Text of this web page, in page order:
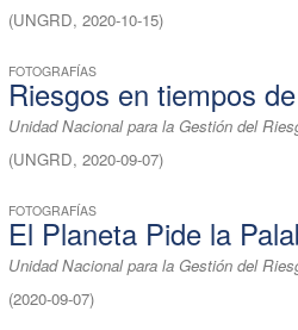
(UNGRD,2020-10-15)
FOTOGRAFÍAS
Riesgos en tiempos
Unidad Nacional para la Gestión del
(UNGRD,2020-09-07)
FOTOGRAFÍAS
El Planeta Pide la
Unidad Nacional para la Gestión del
(2020-09-07)